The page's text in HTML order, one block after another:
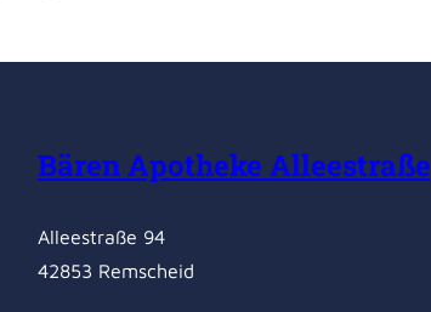
Bären Apotheke Alleestraße
Alleestraße 94
42853 Remscheid